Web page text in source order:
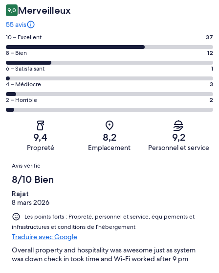
9,0 Merveilleux
55 avis
Note
des
voyageurs
de 10
(Excellent),
d’après 37 avis
sur 55.
10 – Excellent 37
Note
des
voyageurs
de 8
(Bien),
d’après 12 avis
8 – Bien 12
Note
des
voyageurs
de 6
(Satisfaisant),
d’après 1 avis
6 – Satisfaisant 1
Note
des
voyageurs
(Médiocre),
d’après 3 avis
sur 55.
4 – Médiocre 3
Note
des
voyageurs
(Horrible),
d’après 2 avis
sur 55.
2 – Horrible 2
9,4
Propreté
8,2
Emplacement
9,2
Personnel et service
Avis
Avis vérifié
8/10 Bien
Rajat
8 mars 2026
Les points forts : Propreté, personnel et service, équipements et
infrastructures et conditions de l’hébergement
Traduire avec Google
Overall property and hospitality was awesome just as system
was down check in took time and Wi-Fi worked after 9 pm